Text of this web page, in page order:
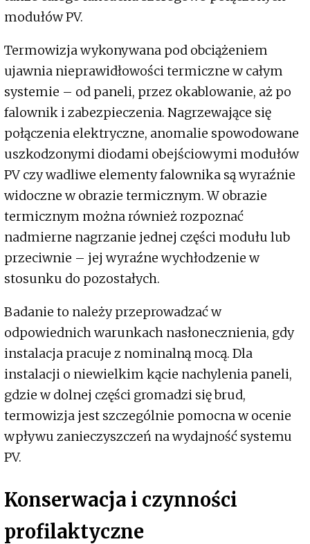
modułów PV.
Termowizja wykonywana pod obciążeniem
ujawnia nieprawidłowości termiczne w całym
systemie – od paneli, przez okablowanie, aż po
falownik i zabezpieczenia. Nagrzewające się
połączenia elektryczne, anomalie spowodowane
uszkodzonymi diodami obejściowymi modułów
PV czy wadliwe elementy falownika są wyraźnie
widoczne w obrazie termicznym. W obrazie
termicznym można również rozpoznać
nadmierne nagrzanie jednej części modułu lub
przeciwnie – jej wyraźne wychłodzenie w
stosunku do pozostałych.
Badanie to należy przeprowadzać w
odpowiednich warunkach nasłonecznienia, gdy
instalacja pracuje z nominalną mocą. Dla
instalacji o niewielkim kącie nachylenia paneli,
gdzie w dolnej części gromadzi się brud,
termowizja jest szczególnie pomocna w ocenie
wpływu zanieczyszczeń na wydajność systemu
PV.
Konserwacja i czynności
profilaktyczne